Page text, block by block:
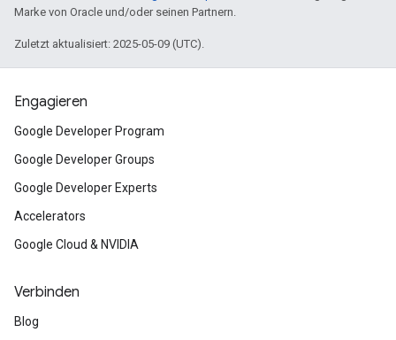
Marke von Oracle und/oder seinen Partnern.
Zuletzt aktualisiert: 2025-05-09 (UTC).
Engagieren
Google Developer Program
Google Developer Groups
Google Developer Experts
Accelerators
Google Cloud & NVIDIA
Verbinden
Blog